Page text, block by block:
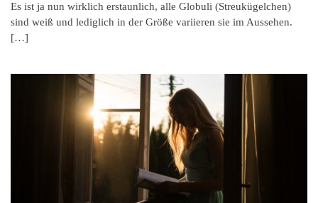
Es ist ja nun wirklich erstaunlich, alle Globuli (Streukügelchen)
sind weiß und lediglich in der Größe variieren sie im Aussehen.
[…]